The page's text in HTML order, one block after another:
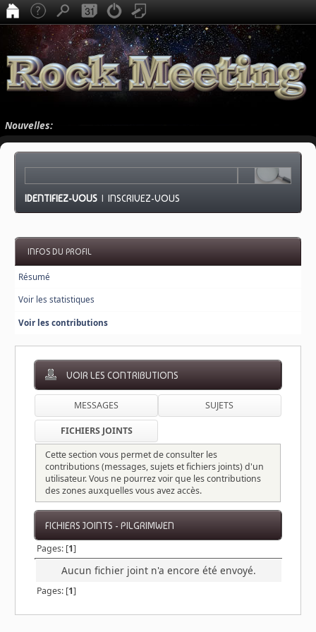
Nouvelles:
IDENTIFIEZ-VOUS |INSCRIVEZ-VOUS
INFOS DU PROFIL
Résumé
Voir les statistiques
Voir les contributions
VOIR LES CONTRIBUTIONS
MESSAGES SUJETS
FICHIERS JOINTS
Cette section vous permet de consulter les
contributions (messages, sujets et fichiers joints) d'un
utilisateur. Vous ne pourrez voir que les contributions
des zones auxquelles vous avez accès.
FICHIERS JOINTS - PILGRIMWEN
Pages: [1]
Aucun fichier joint n'a encore été envoyé.
Pages: [1]